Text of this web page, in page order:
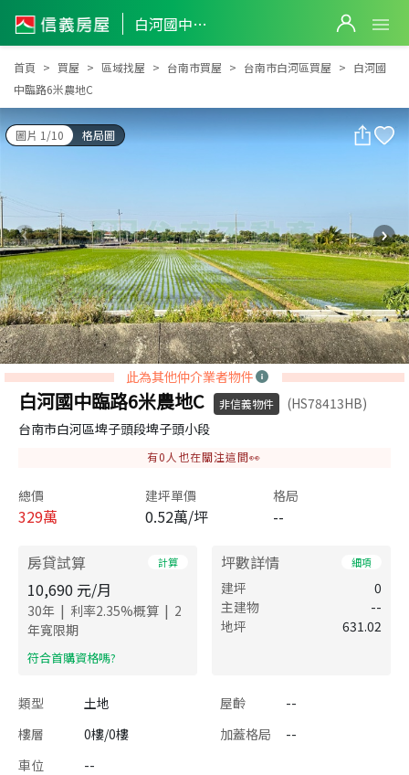
白河國中臨路6米農地C
白河國中臨路6米農地C
首頁 買屋 區域找屋 台南市買屋 台南市白河區買屋
白河國
中臨路6米農地C
圖片 1/10 格局圖
此為其他仲介業者物件
白河國中臨路6米農地C 非信義物件
(HS78413HB)
台南市白河區埤子頭段埤子頭小段
有0 人也在關注這間👀
總價
329萬
建坪單價
0.52萬/坪
格局
--
房貸試算 計算
10,690 元/月
30年 | 利率2.35%概算 | 2
年寬限期
​符合首購資格嗎?
坪數詳情 細項
建坪
0
主建物
--
地坪
631.02
類型 土地 屋齡
--
樓層
0樓/0樓 加蓋格局
--
車位
--